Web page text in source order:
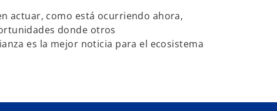
actuar, como está ocurriendo ahora,
donde otros
es la mejor noticia para el ecosistema